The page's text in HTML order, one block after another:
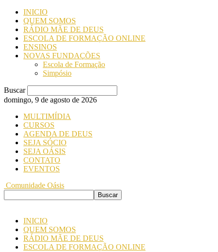
INICIO
QUEM SOMOS
RÁDIO MÃE DE DEUS
ESCOLA DE FORMAÇÃO ONLINE
ENSINOS
NOVAS FUNDAÇÕES
Escola de Formação
Simpósio
Buscar
domingo, 9 de agosto de 2026
MULTIMÍDIA
CURSOS
AGENDA DE DEUS
SEJA SÓCIO
SEJA OÁSIS
CONTATO
EVENTOS
Comunidade Oásis
INICIO
QUEM SOMOS
RÁDIO MÃE DE DEUS
ESCOLA DE FORMAÇÃO ONLINE